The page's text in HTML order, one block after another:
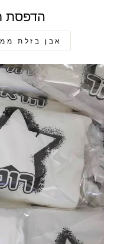
הדפסת
אבן בזלת